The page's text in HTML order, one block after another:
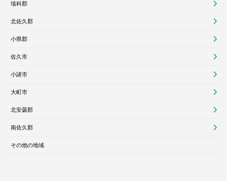
埴科郡
北佐久郡
小県郡
佐久市
小諸市
大町市
北安曇郡
南佐久郡
その他の地域